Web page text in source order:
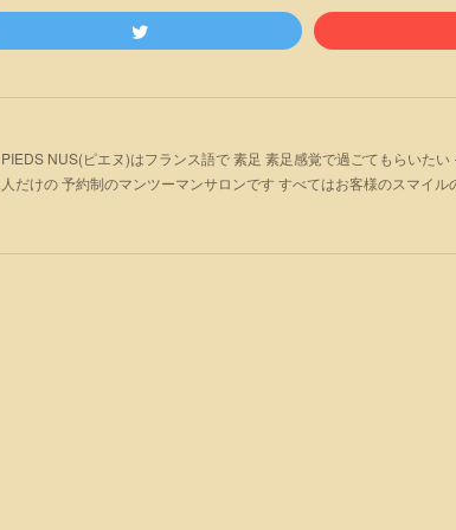
NUS(ピエヌ)はフランス語で 素足 素足感覚で過ごてもらいた
だけの 予約制のマンツーマンサロンです すべてはお客様のスマイ